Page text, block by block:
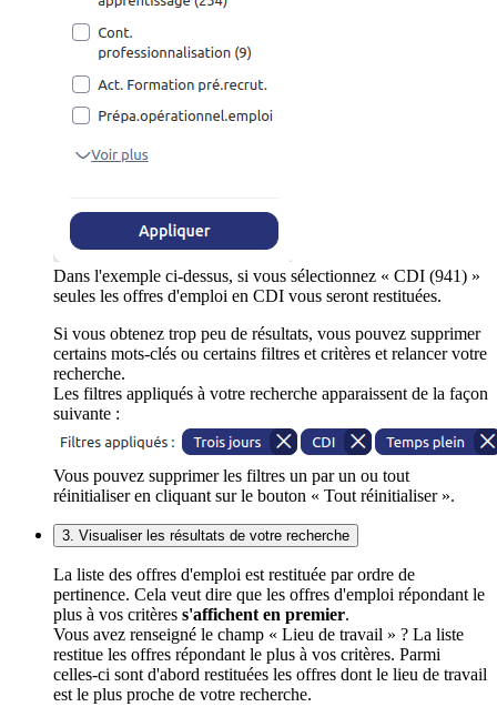
Dans l'exemple ci-dessus, si vous sélectionnez « CDI (941) »
seules les offres d'emploi en CDI vous seront restituées.
Si vous obtenez trop peu de résultats, vous pouvez supprimer
certains mots-clés ou certains filtres et critères et relancer votre
recherche.
Les filtres appliqués à votre recherche apparaissent de la façon
suivante :
Vous pouvez supprimer les filtres un par un ou tout
réinitialiser en cliquant sur le bouton « Tout réinitialiser ».
3. Visualiser les résultats de votre recherche
La liste des offres d'emploi est restituée par ordre de
pertinence. Cela veut dire que les offres d'emploi répondant le
plus à vos critères s'affichent en premier.
Vous avez renseigné le champ « Lieu de travail » ? La liste
restitue les offres répondant le plus à vos critères. Parmi
celles-ci sont d'abord restituées les offres dont le lieu de travail
est le plus proche de votre recherche.